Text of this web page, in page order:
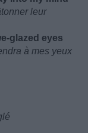
leur
glazed eyes
à mes yeux